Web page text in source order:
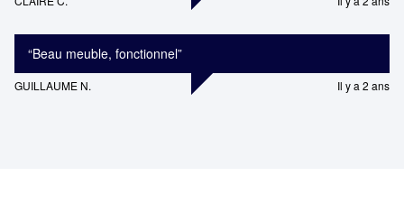
“Beau meuble, fonctionnel”
GUILLAUME N. Il y a 2 ans